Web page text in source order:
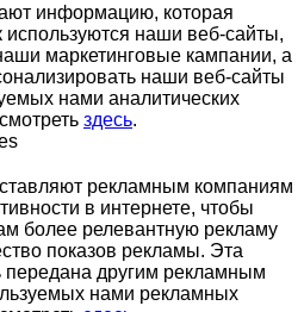
информацию, которая
используются наши веб-сайты,
маркетинговые кампании, а
наши веб-сайты
нами аналитических
здесь.
рекламным компаниям
в интернете, чтобы
более релевантную рекламу
показов рекламы. Эта
другим рекламным
нами рекламных